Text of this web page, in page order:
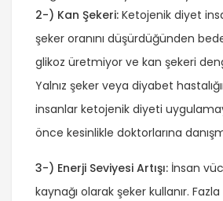
2-) Kan Şekeri: Ketojenik diyet
şeker oranını düşürdüğünden
glikoz üretmiyor ve kan şekeri
Yalnız şeker veya diyabet
insanlar ketojenik diyeti
önce kesinlikle doktorlarına
3-) Enerji Seviyesi Artışı: İnsan
kaynağı olarak şeker kullanır.